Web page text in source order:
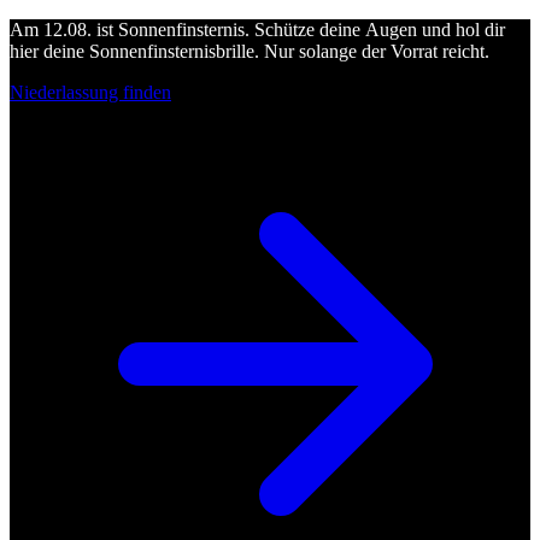
Am 12.08. ist Sonnenfinsternis. Schütze deine Augen und hol dir
hier deine Sonnenfinsternisbrille. Nur solange der Vorrat reicht.
Niederlassung finden